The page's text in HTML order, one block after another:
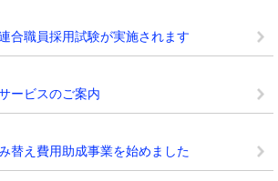
合職員採用試験が実施されます
ービスのご案内
替え費用助成事業を始めました